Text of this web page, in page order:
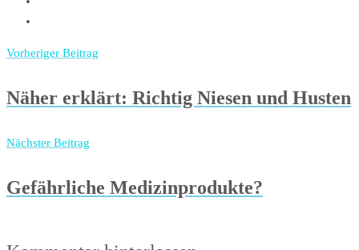
Vorheriger Beitrag
Näher erklärt: Richtig Niesen und Husten
Nächster Beitrag
Gefährliche Medizinprodukte?